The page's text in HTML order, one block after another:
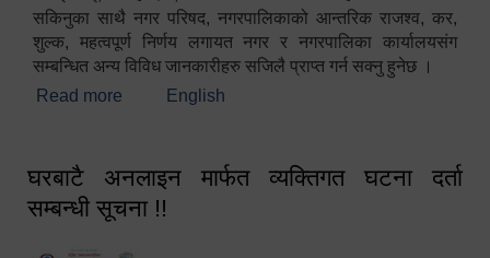
सकिनुका साथै नगर परिषद, नगरपालिकाको आन्तरिक राजश्व, कर,
शुल्क, महत्वपूर्ण निर्णय लगायत नगर र नगरपालिका कार्यालयसंग
सम्बन्धित अन्य विविध जानकारीहरु सजिलै प्राप्त गर्न सक्नु हुनेछ ।
Read more about स्वागतम!!!
English
घरबाटै अनलाइन मार्फत व्यक्तिगत घटना दर्ता
सम्बन्धी सूचना !!